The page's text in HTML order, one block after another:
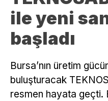
ile yeni
başladı
Bursa’nın üretim
buluşturacak
resmen hayata geçti.